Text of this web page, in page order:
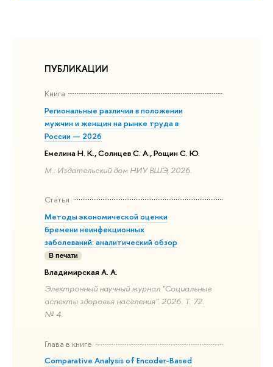
ПУБЛИКАЦИИ
Книга
Региональные различия в положении
мужчин и женщин на рынке труда в
России — 2026
Емелина Н. К., Солнцев С. А., Рощин С. Ю.
М.: Издательский дом НИУ ВШЭ, 2026.
Статья
Методы экономической оценки
бремени неинфекционных
заболеваний: аналитический обзор
В печати
Владимирская А. А.
Электронный научный журнал "Социальные
аспекты здоровья населения". 2026. Т. 72.
№ 4.
Глава в книге
Comparative Analysis of Encoder-Based